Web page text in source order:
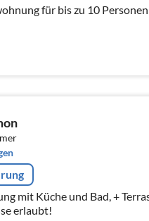
für bis zu 10 Personen
erlaubt!